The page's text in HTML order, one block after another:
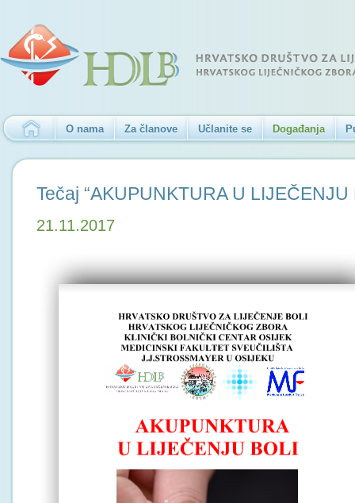
O nama Za članove Učlanite se Događanja
Tečaj “AKUPUNKTURA U LIJEČENJU
21.11.2017